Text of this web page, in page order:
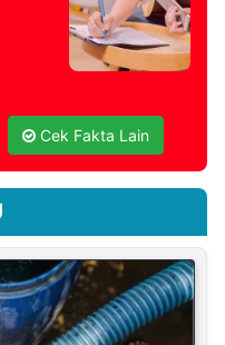
Cek Fakta Lain